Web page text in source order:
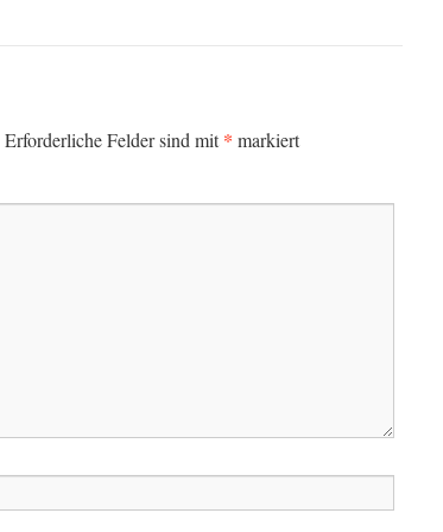
Erforderliche Felder sind mit* markiert